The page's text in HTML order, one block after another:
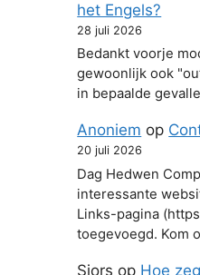
het Engels?
28 juli 2026
Bedankt voorje
gewoonlijk ook
in bepaalde
Anoniem op
20 juli 2026
Dag Hedwen
interessante
Links-pagina
toegevoegd. Kom
Sjors op Hoe